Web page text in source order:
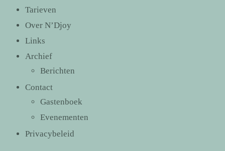
Tarieven
Over N’Djoy
Links
Archief
Berichten
Contact
Gastenboek
Evenementen
Privacybeleid